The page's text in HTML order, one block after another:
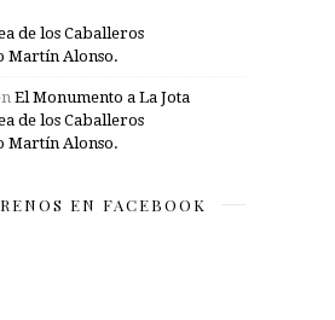
de los Caballeros
Alonso.
El Monumento a La Jota
de los Caballeros
Alonso.
EN FACEBOOK